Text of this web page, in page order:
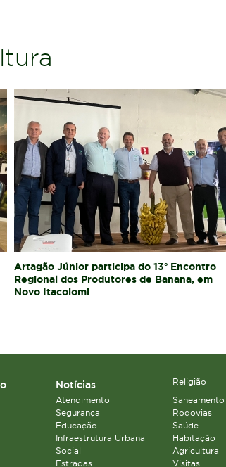
Artagão Júnior participa do 13º Encontro
Regional dos Produtores de Banana, em
Novo Itacolomi
Notícias
Religião
Atendimento
Saneamento
Segurança
Rodovias
Educação
Saúde
Infraestrutura Urbana
Habitação
Social
Agricultura
Estradas
Visitas